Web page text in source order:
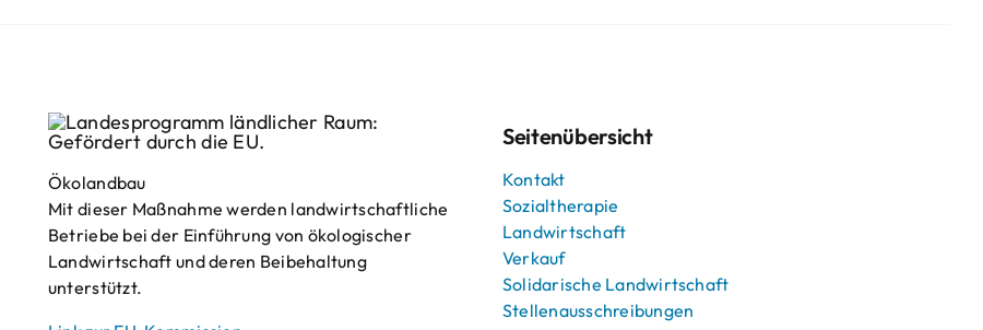
Ökolandbau
Mit dieser Maßnahme werden landwirtschaftliche
Betriebe bei der Einführung von ökologischer
Landwirtschaft und deren Beibehaltung
unterstützt.
Seitenübersicht
Kontakt
Sozialtherapie
Landwirtschaft
Verkauf
Solidarische Landwirtschaft
Stellenausschreibungen